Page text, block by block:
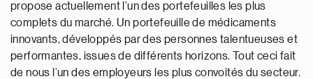
propose actuellement l’un des portefeuilles les plus
complets du marché. Un portefeuille de médicaments
innovants, développés par des personnes talentueuses et
performantes, issues de différents horizons. Tout ceci fait
de nous l’un des employeurs les plus convoités du secteur.